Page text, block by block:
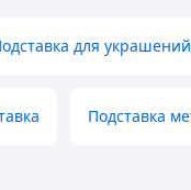
для
Подставка